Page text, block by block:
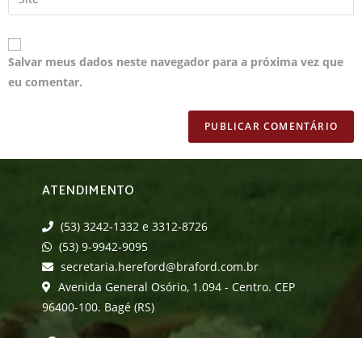
Salvar meus dados neste navegador para a próxima vez que
eu comentar.
ATENDIMENTO
(53) 3242-1332 e 3312-8726
(53) 9-9942-9095
secretaria.hereford@braford.com.br
Avenida General Osório, 1.094 - Centro. CEP
96400-100. Bagé (RS)